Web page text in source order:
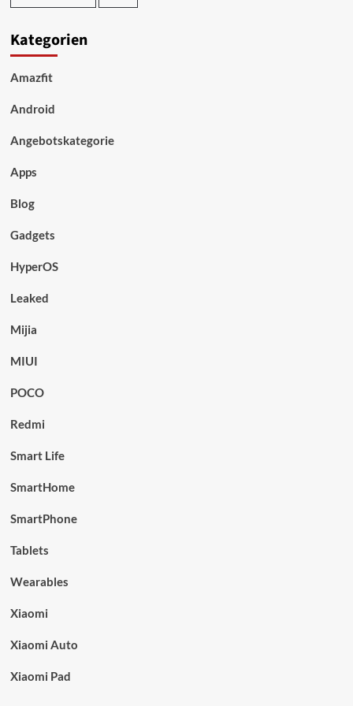
Kategorien
Amazfit
Android
Angebotskategorie
Apps
Blog
Gadgets
HyperOS
Leaked
Mijia
MIUI
POCO
Redmi
Smart Life
SmartHome
SmartPhone
Tablets
Wearables
Xiaomi
Xiaomi Auto
Xiaomi Pad